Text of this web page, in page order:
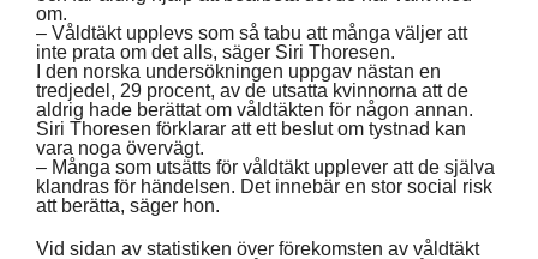
om.
– Våldtäkt upplevs som så tabu att många väljer att
inte prata om det alls, säger Siri Thoresen.
I den norska undersökningen uppgav nästan en
tredjedel, 29 procent, av de utsatta kvinnorna att de
aldrig hade berättat om våldtäkten för någon annan.
Siri Thoresen förklarar att ett beslut om tystnad kan
vara noga övervägt.
– Många som utsätts för våldtäkt upplever att de själva
klandras för händelsen. Det innebär en stor social risk
att berätta, säger hon.
Vid sidan av statistiken över förekomsten av våldtäkt